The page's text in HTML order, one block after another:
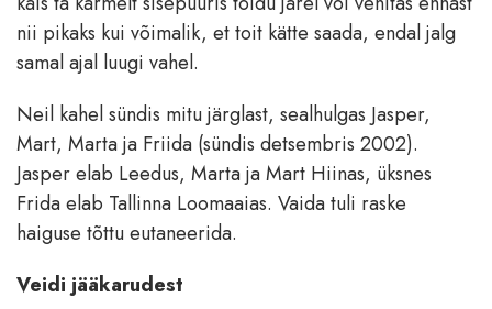
nii pikaks kui võimalik, et toit kätte saada, endal jalg
samal ajal luugi vahel.
Neil kahel sündis mitu järglast, sealhulgas Jasper,
Mart, Marta ja Friida (sündis detsembris 2002).
Jasper elab Leedus, Marta ja Mart Hiinas, üksnes
Frida elab Tallinna Loomaaias. Vaida tuli raske
haiguse tõttu eutaneerida.
Veidi jääkarudest